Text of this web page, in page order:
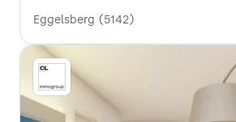
Eggelsberg (5142)